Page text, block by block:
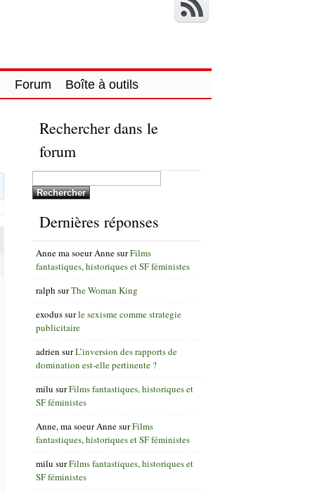
Forum Boîte à outils
Rechercher dans le
forum
Dernières réponses
Anne ma soeur AnnesurFilms
fantastiques, historiques et SF féministes
ralph surThe Woman King
exodussurle sexisme comme strategie
publicitaire
adrien surL’inversion des rapports de
domination est-elle pertinente ?
milu surFilms fantastiques, historiques et
SF féministes
Anne, ma soeur AnnesurFilms
fantastiques, historiques et SF féministes
milu surFilms fantastiques, historiques et
SF féministes